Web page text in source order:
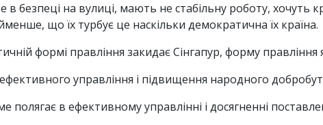
безпеці на вулиці, мають не стабільну роботу, хочуть
що їх турбує це наскільки демократична їх країна.
формі правління закидає Сінгапур, форму
управління і підвищення народного
полягає в ефективному управлінні і досягненні